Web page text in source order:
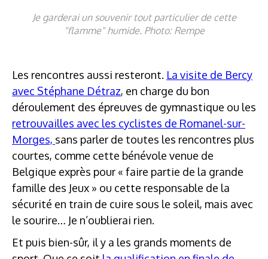
Je garderai un souvenir tout particulier de cette
"flamme" humide. Photo: Rempe
Les rencontres aussi resteront. La visite de Bercy
avec Stéphane Détraz, en charge du bon
déroulement des épreuves de gymnastique ou les
retrouvailles avec les cyclistes de Romanel-sur-
Morges, sans parler de toutes les rencontres plus
courtes, comme cette bénévole venue de
Belgique exprès pour « faire partie de la grande
famille des Jeux » ou cette responsable de la
sécurité en train de cuire sous le soleil, mais avec
le sourire… Je n’oublierai rien.
Et puis bien-sûr, il y a les grands moments de